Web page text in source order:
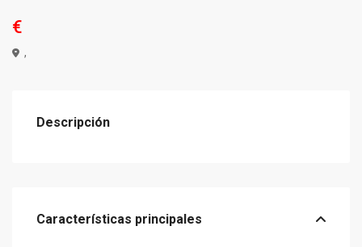
€
,
Descripción
Características principales